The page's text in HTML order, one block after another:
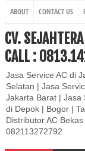
ABOUT CONTACT US
CV.
CALL :
Jasa Service AC di
Selatan | Jasa
Jakarta Barat | Jasa
di Depok | Bogor |
Distributor AC
082113272792